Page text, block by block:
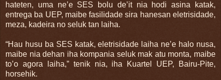
hateten, uma ne’e SES bolu de’it nia hodi asina katak,
entrega ba UEP, maibe fasilidade sira hanesan eletrisidade,
meza, kadeira no seluk tan laiha.
“Hau husu ba SES katak, eletrisidade laiha ne’e halo nusa,
maibe nia dehan iha kompania seluk mak atu monta, maibe
to’o agora laiha,” tenik nia, iha Kuartel UEP, Bairu-Pite,
horsehik.